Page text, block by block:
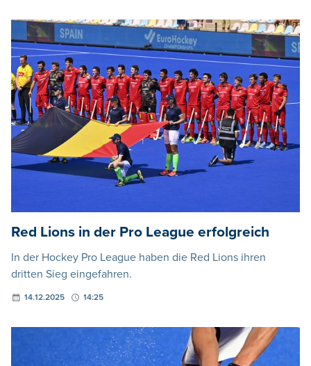
Red Lions in der Pro League erfolgreich
In der Hockey Pro League haben die Red Lions ihren
dritten Sieg eingefahren.
14.12.2025 14:25